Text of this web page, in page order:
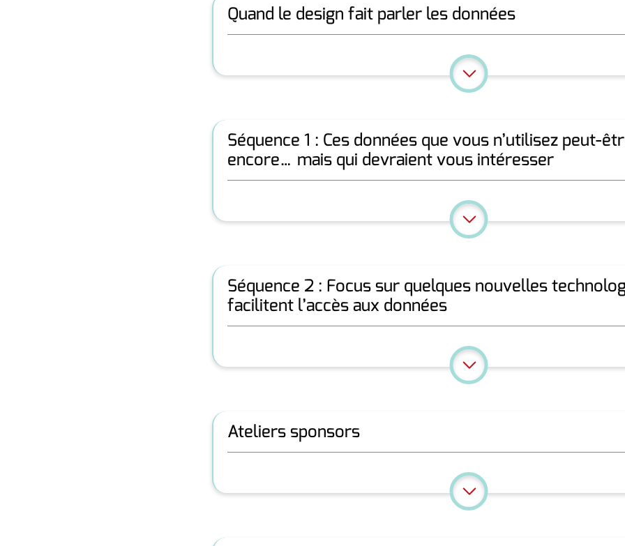
Quand le design fait parler les données
Séquence 1 : Ces données que vous n’utilisez peut-
encore… mais qui devraient vous intéresser
Séquence 2 : Focus sur quelques nouvelles
facilitent l’accès aux données
Ateliers sponsors